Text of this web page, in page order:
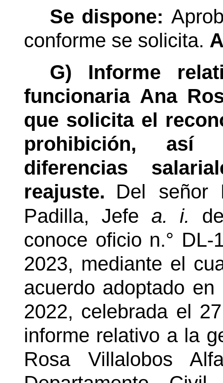
Se dispone:
conforme se solicita.
G) Informe
funcionaria Ana
que solicita el
prohibición, así
diferencias
reajuste.
Del señor
Padilla, Jefe a. i.
conoce oficio n.° DL-
2023, mediante el
acuerdo adoptado
2022, celebrada el
informe relativo a la
Rosa Villalobos